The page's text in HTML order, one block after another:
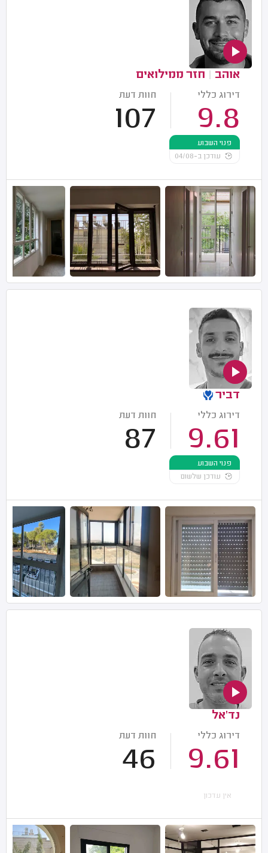
אוהב חזר ממילואים
דירוג כללי
9.8
חוות דעת
107
פנוי השבוע
עודכן ב-04/08
דביר
דירוג כללי
9.61
חוות דעת
87
פנוי השבוע
עודכן שלשום
נד'אל
דירוג כללי
9.61
חוות דעת
46
אין עדכון